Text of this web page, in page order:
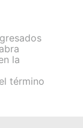
la
término